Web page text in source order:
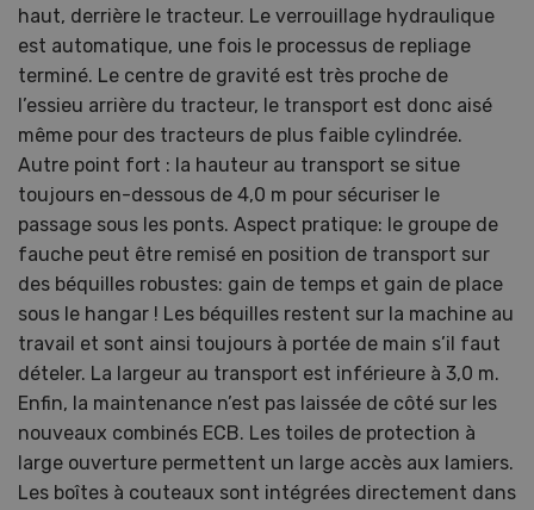
haut, derrière le tracteur. Le verrouillage hydraulique
est automatique, une fois le processus de repliage
terminé. Le centre de gravité est très proche de
l’essieu arrière du tracteur, le transport est donc aisé
même pour des tracteurs de plus faible cylindrée.
Autre point fort : la hauteur au transport se situe
toujours en-dessous de 4,0 m pour sécuriser le
passage sous les ponts. Aspect pratique: le groupe de
fauche peut être remisé en position de transport sur
des béquilles robustes: gain de temps et gain de place
sous le hangar ! Les béquilles restent sur la machine au
travail et sont ainsi toujours à portée de main s’il faut
dételer. La largeur au transport est inférieure à 3,0 m.
Enfin, la maintenance n’est pas laissée de côté sur les
nouveaux combinés ECB. Les toiles de protection à
large ouverture permettent un large accès aux lamiers.
Les boîtes à couteaux sont intégrées directement dans